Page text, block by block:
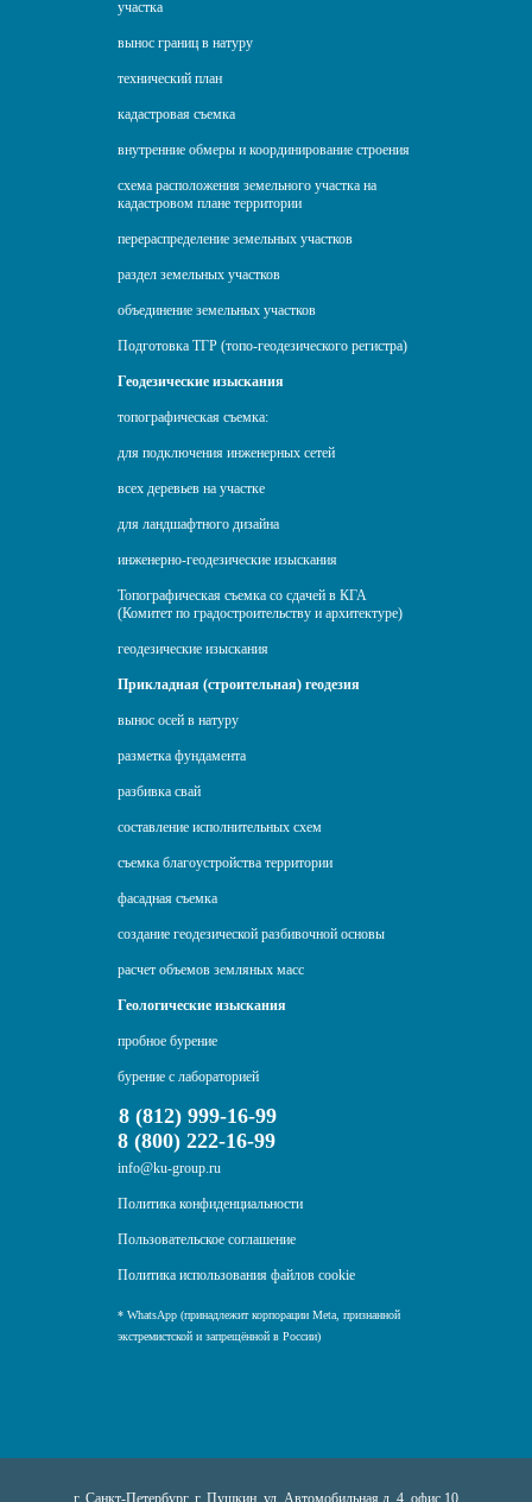
участка
вынос границ в натуру
технический план
кадастровая съемка
внутренние обмеры и координирование строения
схема расположения земельного участка на
кадастровом плане территории
перераспределение земельных участков
раздел земельных участков
объединение земельных участков
Подготовка ТГР (топо-геодезического регистра)
Геодезические изыскания
топографическая съемка:
для подключения инженерных сетей
всех деревьев на участке
для ландшафтного дизайна
инженерно-геодезические изыскания
Топографическая съемка со сдачей в КГА
(Комитет по градостроительству и архитектуре)
геодезические изыскания
Прикладная (строительная) геодезия
вынос осей в натуру
разметка фундамента
разбивка свай
составление исполнительных схем
съемка благоустройства территории
фасадная съемка
создание геодезической разбивочной основы
расчет объемов земляных масс
Геологические изыскания
пробное бурение
бурение с лабораторией
8 (812) 999-16-99
8 (800) 222-16-99
info@ku-group.ru
Политика конфиденциальности
Пользовательское соглашение
Политика использования файлов cookie
* WhatsApp (принадлежит корпорации Meta, признанной
экстремистской и запрещённой в России)
г. Санкт-Петербург, г. Пушкин, ул. Автомобильная д. 4, офис 10